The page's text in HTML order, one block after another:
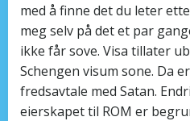
med å finne det du leter
meg selv på det et par
ikke får sove. Visa tillater
Schengen visum sone. Da
fredsavtale med Satan.
eierskapet til ROM er